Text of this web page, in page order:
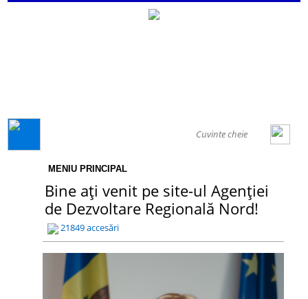
MENIU PRINCIPAL
Bine ați venit pe site-ul Agenției
de Dezvoltare Regională Nord!
21849 accesări